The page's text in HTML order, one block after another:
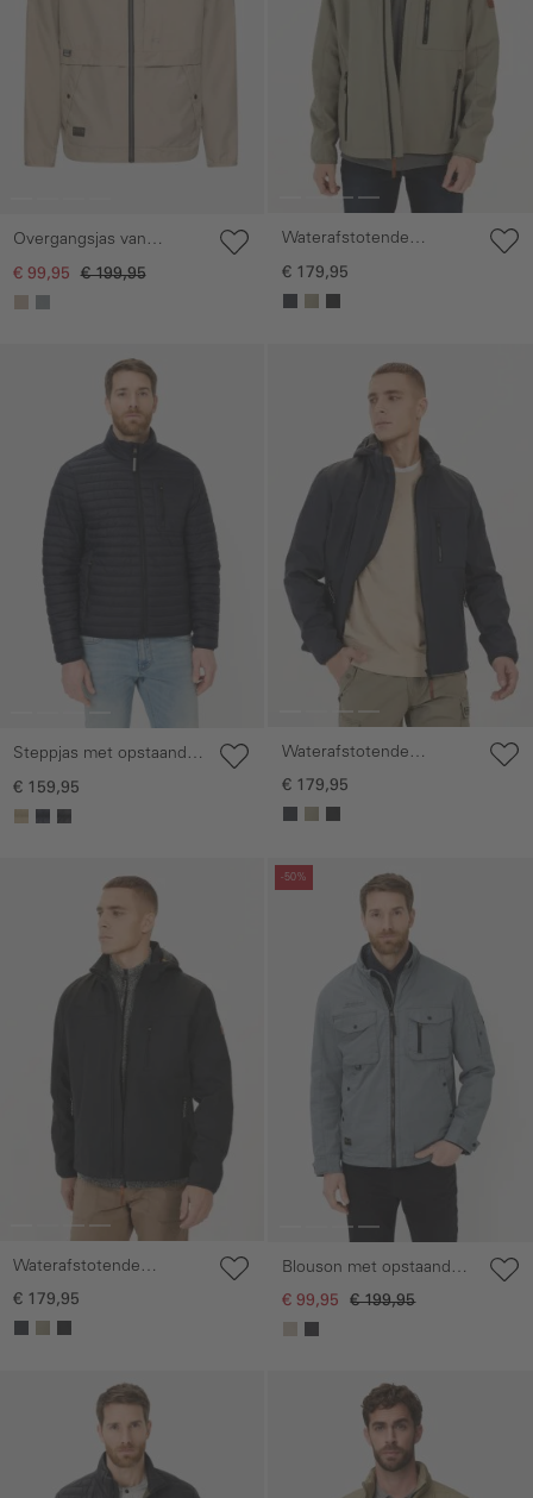
Overgangsjas van
bijzonder licht materiaal
€ 99,95 € 199,95
Waterafstotende
softshelljas met
€ 179,95
Steppjas met opstaande
kraag
€ 159,95
Waterafstotende
softshelljas met
€ 179,95
Waterafstotende
softshelljas met
€ 179,95
-50%
Galerie overslaan
Blouson met opstaande
kraag
€ 99,95 € 199,95
overslaan Galerie overslaan